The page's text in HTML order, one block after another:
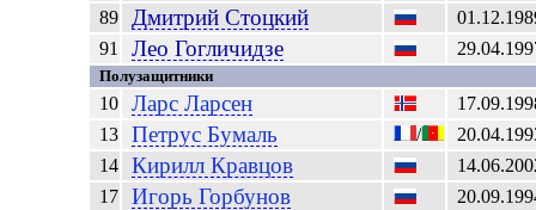
89
Дмитрий Стоцкий
91
Лео Гогличидзе
Полузащитники
10 Ларс Ларсен
13
Петрус Бумаль /
14
Кирилл Кравцов
17
Игорь Горбунов